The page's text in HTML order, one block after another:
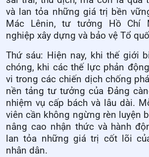
và lan tỏa những giá trị bền
Mác Lênin, tư tưởng Hồ Chí
nghiệp xây dựng và bảo vệ Tổ
Thứ sáu: Hiện nay, khi thế giới
chóng, khi các thế lực phản
vi trong các chiến dịch chống
nền tảng tư tưởng của Đảng
nhiệm vụ cấp bách và lâu dài.
viên cần không ngừng rèn luyện
nâng cao nhận thức và hành
lan tỏa những giá trị cốt lõi
nhân dân.